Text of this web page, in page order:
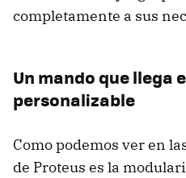
completamente a sus
Un mando que llega
personalizable
Como podemos ver en
de Proteus es la